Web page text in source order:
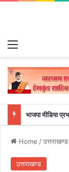
Home /उत्तराखण्ड
उत्तराखण्ड